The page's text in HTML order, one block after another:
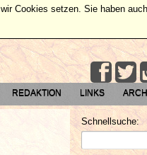
REDAKTION LINKS
Schnellsuche:
Cookies setzen. Sie haben